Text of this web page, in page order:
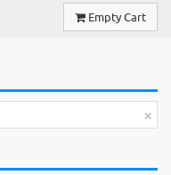
Empty Cart
×